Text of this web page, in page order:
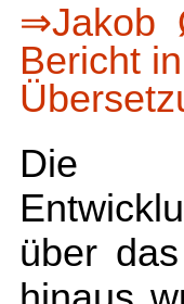
⇒Jakob
Bericht
Die
über